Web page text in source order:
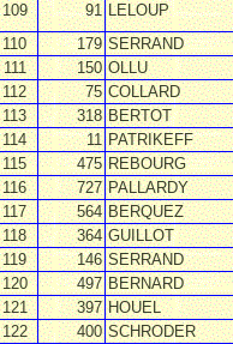
109
91 LELOUP
110
179 SERRAND
111
150 OLLU
112
75 COLLARD
113
318 BERTOT
114
11 PATRIKEFF
115
475 REBOURG
116
727 PALLARDY
117
564 BERQUEZ
118
364 GUILLOT
119
146 SERRAND
120
497 BERNARD
121
397 HOUEL
122
400 SCHRODER